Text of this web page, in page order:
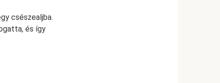
csészealjba.
és így